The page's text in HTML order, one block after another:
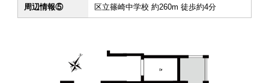
周辺情報⑤ 区立篠崎中学校 約260m 徒歩約4分